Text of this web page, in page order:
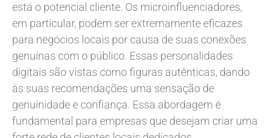
está o potencial cliente. Os microinfluenciadores,
em particular, podem ser extremamente eficazes
para negócios locais por causa de suas conexões
genuínas com o público. Essas personalidades
digitais são vistas como figuras autênticas, dando
às suas recomendações uma sensação de
genuinidade e confiança. Essa abordagem é
fundamental para empresas que desejam criar uma